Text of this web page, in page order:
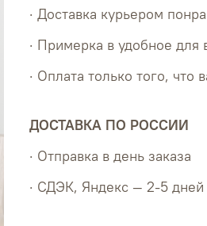
· Доставка курьером
· Примерка в удобное для
· Оплата только того, что
ДОСТАВКА ПО РОССИИ
· Отправка в день заказа
· СДЭК, Яндекс — 2-5 дней